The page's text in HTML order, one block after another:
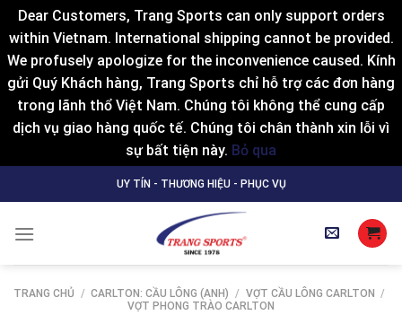
Dear Customers, Trang Sports can only support orders
within Vietnam. International shipping cannot be provided.
We profusely apologize for the inconvenience caused. Kính
gửi Quý Khách hàng, Trang Sports chỉ hỗ trợ các đơn hàng
trong lãnh thổ Việt Nam. Chúng tôi không thể cung cấp
dịch vụ giao hàng quốc tế. Chúng tôi chân thành xin lỗi vì
sự bất tiện này. Bỏ qua
to
UY TÍN - THƯƠNG HIỆU - PHỤC VỤ
TRANG CHỦ / CARLTON: CẦU LÔNG (ANH) / VỢT CẦU LÔNG CARLTON /
VỢT PHONG TRÀO CARLTON